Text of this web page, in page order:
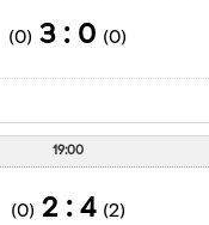
(0)
0 : 3
(0)
19:00
(2)
4 : 2
(0)